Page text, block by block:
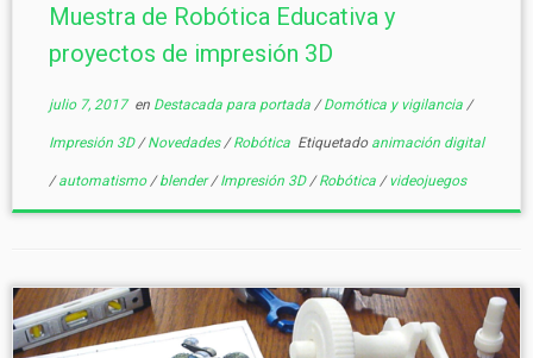
Muestra de Robótica Educativa y
proyectos de impresión 3D
julio 7, 2017en Destacada para portada /Domótica y vigilancia /
Impresión 3D /Novedades /Robótica Etiquetado animación digital
/automatismo /blender/Impresión 3D /Robótica /videojuegos